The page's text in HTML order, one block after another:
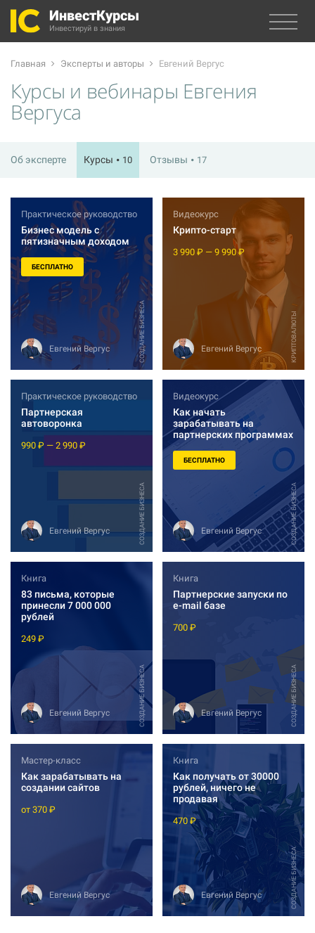
ИнвестКурсы
Инвестируй в знания
Главная Эксперты и авторы Евгений Вергус
Курсы и вебинары Евгения
Вергуса
Об эксперте Курсы 10 Отзывы 17
СОЗДАНИЕ БИЗНЕСА
Практическое руководство
Бизнес модель с
пятизначным доходом
БЕСПЛАТНО
Евгений Вергус КРИПТОВАЛЮТЫ
Видеокурс
Крипто-старт
3 990 ₽ — 9 990 ₽
Евгений Вергус
СОЗДАНИЕ БИЗНЕСА
Практическое руководство
Партнерская
автоворонка
990 ₽ — 2 990 ₽
Евгений Вергус СОЗДАНИЕ БИЗНЕСА
Видеокурс
Как начать
зарабатывать на
партнерских программах
БЕСПЛАТНО
Евгений Вергус
СОЗДАНИЕ БИЗНЕСА
Книга
83 письма, которые
принесли 7 000 000
рублей
249 ₽
Евгений Вергус СОЗДАНИЕ БИЗНЕСА
Книга
Партнерские запуски по
e-mail базе
700 ₽
Евгений Вергус
Мастер-класс
Как зарабатывать на
создании сайтов
от 370 ₽
Евгений Вергус СОЗДАНИЕ БИЗНЕСА
Книга
Как получать от 30000
рублей, ничего не
продавая
470 ₽
Евгений Вергус